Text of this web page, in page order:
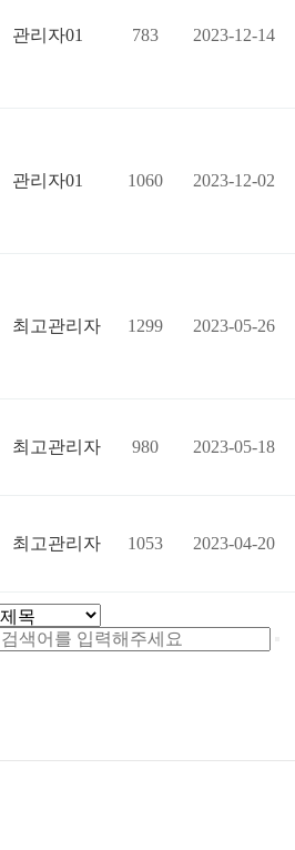
관리자01 783 2023-12-14
관리자01 1060 2023-12-02
최고관리자 1299 2023-05-26
최고관리자 980 2023-05-18
최고관리자 1053 2023-04-20